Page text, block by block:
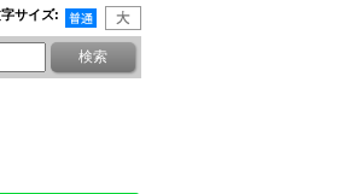
サイズ: